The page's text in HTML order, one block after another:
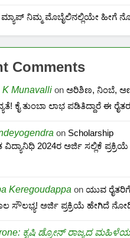
ನಿಮ್ಮ ಮೊಬೈಲಿನಲ್ಲಿಯೇ ಹೀಗೆ
Comments
K Munavalli onಅರಿಶಿಣ, ನಿಂಬೆ,
ಕೈ ತುಂಬಾ ಲಾಭ ಪಡಿತಿದ್ದಾರೆ ಈ
on Scholarship
ವಿದ್ಯಾನಿಧಿ 2024ರ ಅರ್ಜಿ ಸಲ್ಲಿಕೆ ಪ್ರಕ್ರಿಯೆ
Keregoudappa onಯುವ ರೈತರಿಗೆ
ಸೌಲಭ್ಯ! ಅರ್ಜಿ ಪ್ರಕ್ರಿಯೆ ಹೇಗಿದೆ
ಕೃಷಿ ಡ್ರೋನ್ ರಾಜ್ಯದ